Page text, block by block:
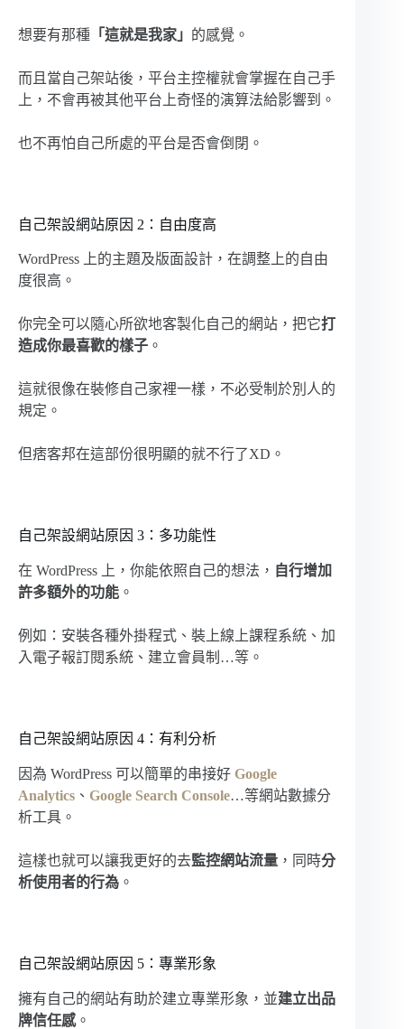
想要有那種 「這就是我家」 的感覺。
而且當自己架站後，平台主控權就會掌握在自己手
上，不會再被其他平台上奇怪的演算法給影響到。
也不再怕自己所處的平台是否會倒閉。
自己架設網站原因 2：自由度高
WordPress 上的主題及版面設計，在調整上的自由
度很高。
你完全可以隨心所欲地客製化自己的網站，把它打
造成你最喜歡的樣子 。
這就很像在裝修自己家裡一樣，不必受制於別人的
規定。
但痞客邦在這部份很明顯的就不行了XD。
自己架設網站原因 3：多功能性
在 WordPress 上，你能依照自己的想法， 自行增加
許多額外的功能 。
例如：安裝各種外掛程式、裝上線上課程系統、加
入電子報訂閱系統、建立會員制…等。
自己架設網站原因 4：有利分析
因為 WordPress 可以簡單的串接好 Google
Analytics 、 Google Search Console…等網站數據分
析工具。
這樣也就可以讓我更好的去監控網站流量 ，同時分
析使用者的行為 。
自己架設網站原因 5：專業形象
擁有自己的網站有助於建立專業形象，並建立出品
牌信任感。